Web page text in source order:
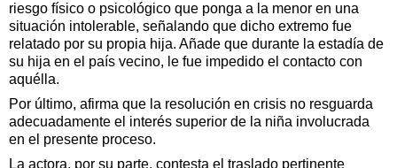
riesgo físico o psicológico que ponga a la menor en una
situación intolerable, señalando que dicho extremo fue
relatado por su propia hija. Añade que durante la estadía de
su hija en el país vecino, le fue impedido el contacto con
aquélla.
Por último, afirma que la resolución en crisis no resguarda
adecuadamente el interés superior de la niña involucrada
en el presente proceso.
La actora, por su parte, contesta el traslado pertinente